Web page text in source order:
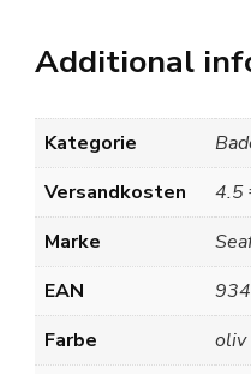
Additional
Kategorie
Versandkosten
4.5
Marke
EAN
Farbe
oliv